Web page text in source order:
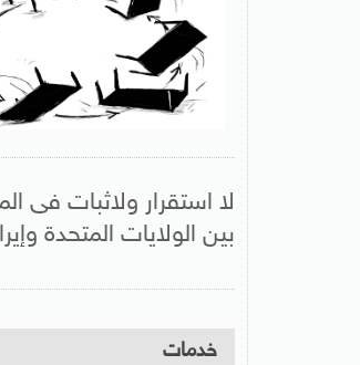
لا استقرار ولاثبات فى
بين الولايات المتحدة
خدمات